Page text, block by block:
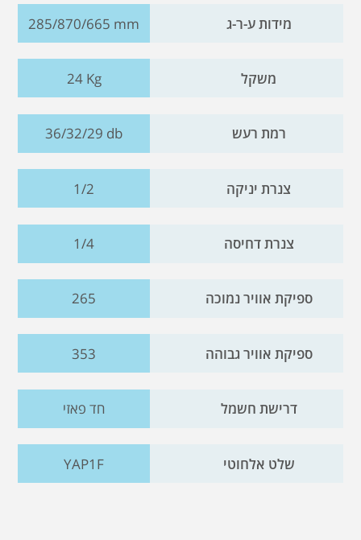
מידות ע-ר-ג 285/870/665 mm
משקל 24 Kg
רמת רעש 36/32/29 db
צנרת יניקה 1/2
צנרת דחיסה 1/4
ספיקת אוויר נמוכה 265
ספיקת אוויר גבוהה 353
דרישת חשמל חד פאזי
שלט אלחוטי YAP1F